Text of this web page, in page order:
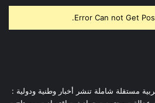
Error Can not Get
مستقلة شاملة تنشر أخبار وطنية ودولية :